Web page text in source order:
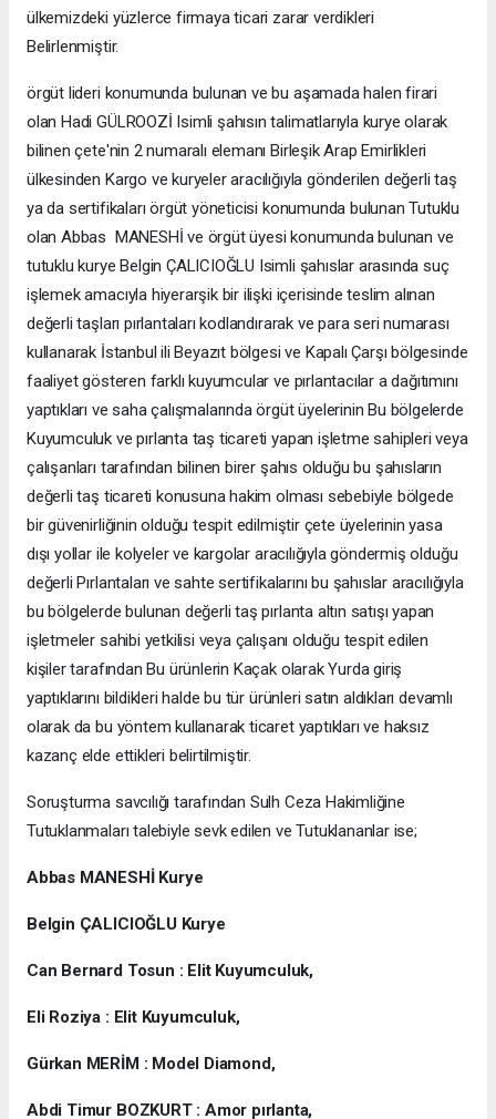
ülkemizdeki yüzlerce firmaya ticari zarar verdikleri
Belirlenmiştir.
örgüt lideri konumunda bulunan ve bu aşamada halen firari
olan Hadi GÜLROOZİ Isimli şahısın talimatlarıyla kurye olarak
bilinen çete'nin 2 numaralı elemanı Birleşik Arap Emirlikleri
ülkesinden Kargo ve kuryeler aracılığıyla gönderilen değerli taş
ya da sertifikaları örgüt yöneticisi konumunda bulunan Tutuklu
olan Abbas MANESHİ ve örgüt üyesi konumunda bulunan ve
tutuklu kurye Belgin ÇALICIOĞLU Isimli şahıslar arasında suç
işlemek amacıyla hiyerarşik bir ilişki içerisinde teslim alınan
değerli taşları pırlantaları kodlandırarak ve para seri numarası
kullanarak İstanbul ili Beyazıt bölgesi ve Kapalı Çarşı bölgesinde
faaliyet gösteren farklı kuyumcular ve pırlantacılar a dağıtımını
yaptıkları ve saha çalışmalarında örgüt üyelerinin Bu bölgelerde
Kuyumculuk ve pırlanta taş ticareti yapan işletme sahipleri veya
çalışanları tarafından bilinen birer şahıs olduğu bu şahısların
değerli taş ticareti konusuna hakim olması sebebiyle bölgede
bir güvenirliğinin olduğu tespit edilmiştir çete üyelerinin yasa
dışı yollar ile kolyeler ve kargolar aracılığıyla göndermiş olduğu
değerli Pırlantaları ve sahte sertifikalarını bu şahıslar aracılığıyla
bu bölgelerde bulunan değerli taş pırlanta altın satışı yapan
işletmeler sahibi yetkilisi veya çalışanı olduğu tespit edilen
kişiler tarafından Bu ürünlerin Kaçak olarak Yurda giriş
yaptıklarını bildikleri halde bu tür ürünleri satın aldıkları devamlı
olarak da bu yöntem kullanarak ticaret yaptıkları ve haksız
kazanç elde ettikleri belirtilmiştir.
Soruşturma savcılığı tarafından Sulh Ceza Hakimliğine
Tutuklanmaları talebiyle sevk edilen ve Tutuklananlar ise;
Abbas MANESHİ Kurye
Belgin ÇALICIOĞLU Kurye
Can Bernard Tosun : Elit Kuyumculuk,
Eli Roziya : Elit Kuyumculuk,
Gürkan MERİM : Model Diamond,
Abdi Timur BOZKURT : Amor pırlanta,